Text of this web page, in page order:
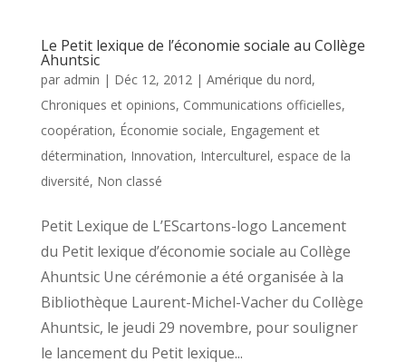
Le Petit lexique de l’économie sociale au Collège
Ahuntsic
par admin | Déc 12, 2012 | Amérique du nord,
Chroniques et opinions, Communications officielles,
coopération, Économie sociale, Engagement et
détermination, Innovation, Interculturel, espace de la
diversité, Non classé
Petit Lexique de L’EScartons-logo Lancement
du Petit lexique d’économie sociale au Collège
Ahuntsic Une cérémonie a été organisée à la
Bibliothèque Laurent-Michel-Vacher du Collège
Ahuntsic, le jeudi 29 novembre, pour souligner
le lancement du Petit lexique...